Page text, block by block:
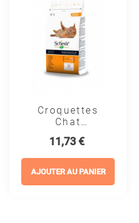
Croquettes
Chat
Poulet -
Schesir
Prix
11,73 €
AJOUTER AU PANIER